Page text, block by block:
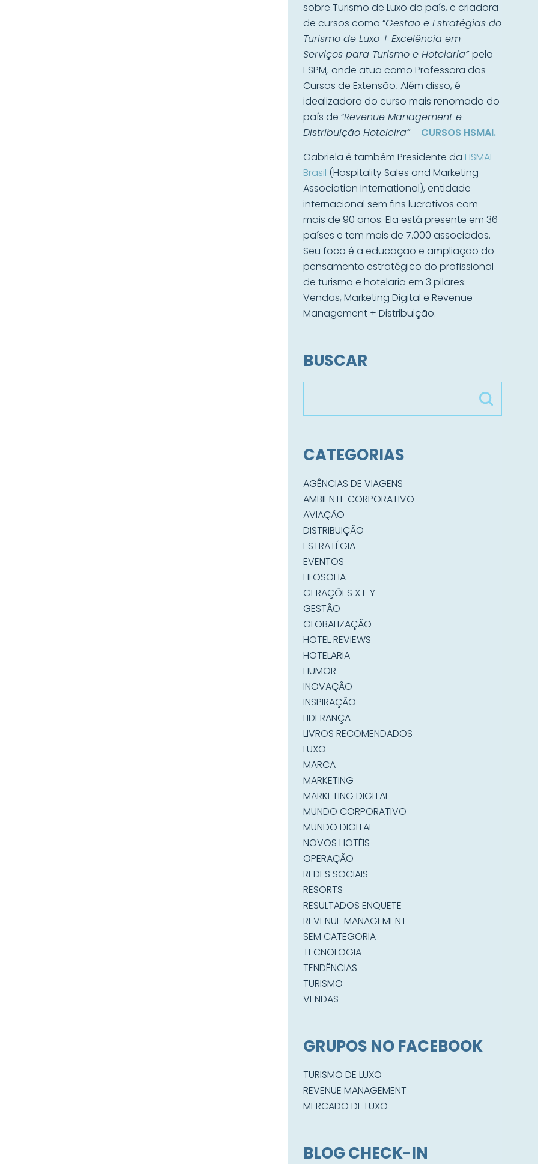
sobre Turismo de Luxo do país, e criadora
de cursos como “Gestão e Estratégias do
Turismo de Luxo + Excelência em
Serviços para Turismo e Hotelaria”pela
ESPM, onde atua como Professora dos
Cursos de Extensão. Além disso, é
idealizadora do curso mais renomado do
país de “Revenue Management e
Distribuição Hoteleira”– CURSOS HSMAI.
Gabriela é também Presidente da HSMAI
Brasil (Hospitality Sales and Marketing
Association International), entidade
internacional sem fins lucrativos com
mais de 90 anos. Ela está presente em 36
países e tem mais de 7.000 associados.
Seu foco é a educação e ampliação do
pensamento estratégico do profissional
de turismo e hotelaria em 3 pilares:
Vendas, Marketing Digital e Revenue
Management + Distribuição.
BUSCAR
CATEGORIAS
AGÊNCIAS DE VIAGENS
AMBIENTE CORPORATIVO
AVIAÇÃO
DISTRIBUIÇÃO
ESTRATÉGIA
EVENTOS
FILOSOFIA
GERAÇÕES X E Y
GESTÃO
GLOBALIZAÇÃO
HOTEL REVIEWS
HOTELARIA
HUMOR
INOVAÇÃO
INSPIRAÇÃO
LIDERANÇA
LIVROS RECOMENDADOS
LUXO
MARCA
MARKETING
MARKETING DIGITAL
MUNDO CORPORATIVO
MUNDO DIGITAL
NOVOS HOTÉIS
OPERAÇÃO
REDES SOCIAIS
RESORTS
RESULTADOS ENQUETE
REVENUE MANAGEMENT
SEM CATEGORIA
TECNOLOGIA
TENDÊNCIAS
TURISMO
VENDAS
GRUPOS NO FACEBOOK
TURISMO DE LUXO
REVENUE MANAGEMENT
MERCADO DE LUXO
BLOG CHECK-IN